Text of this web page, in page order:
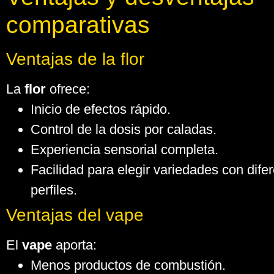
comparativas
Ventajas de la flor
La flor ofrece:
Inicio de efectos rápido.
Control de la dosis por caladas.
Experiencia sensorial completa.
Facilidad para elegir variedades con
perfiles.
Ventajas del vape
El vape aporta:
Menos productos de combustión.